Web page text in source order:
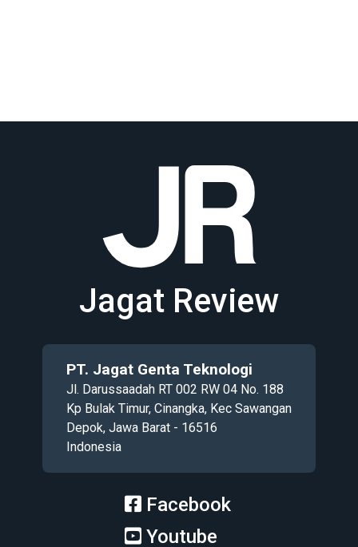
Jagat Review
PT. Jagat Genta Teknologi
Jl. Darussaadah RT 002 RW 04 No. 188
Kp Bulak Timur, Cinangka, Kec Sawangan
Depok, Jawa Barat - 16516
Indonesia
Facebook
Youtube